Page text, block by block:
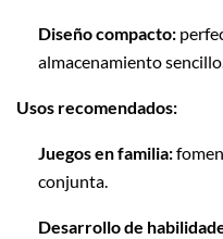
Diseño compacto:
almacenamiento
Usos recomendados:
Juegos en familia:
conjunta.
Desarrollo de